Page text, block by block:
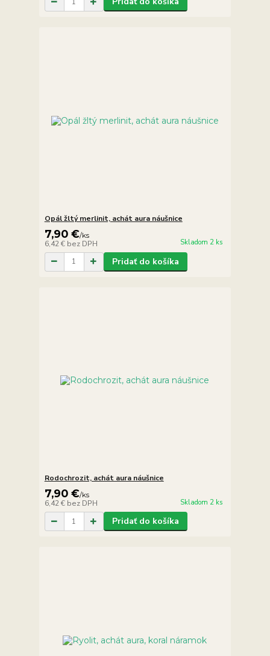
Opál žltý merlinit, achát aura náušnice
7,90 €/ks
6,42 € bez DPH Skladom 2 ks
Pridať do košíka
Rodochrozit, achát aura náušnice
7,90 €/ks
6,42 € bez DPH Skladom 2 ks
Pridať do košíka